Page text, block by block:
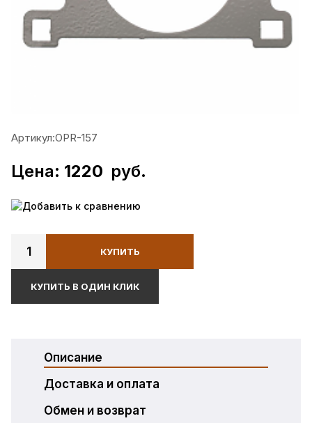
Артикул:OPR-157
Цена: 1220 руб.
Добавить к сравнению
1 КУПИТЬ
КУПИТЬ В ОДИН КЛИК
Описание
Доставка и оплата
Обмен и возврат